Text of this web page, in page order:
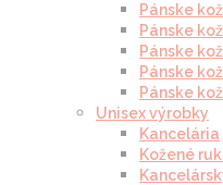
Pánske
Pánske
Pánske
Pánske
Pánske
Unisex výrobky
Kancelária
Kožené